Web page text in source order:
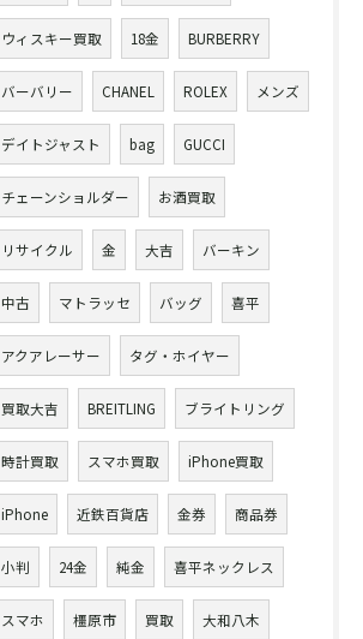
ウィスキー買取 18金 BURBERRY
バーバリー CHANEL ROLEX メンズ
デイトジャスト bag GUCCI
チェーンショルダー お酒買取
リサイクル 金 大吉 バーキン
中古 マトラッセ バッグ 喜平
アクアレーサー タグ・ホイヤー
買取大吉 BREITLING ブライトリング
時計買取 スマホ買取 iPhone買取
iPhone 近鉄百貨店 金券 商品券
小判 24金 純金 喜平ネックレス
スマホ 橿原市 買取 大和八木